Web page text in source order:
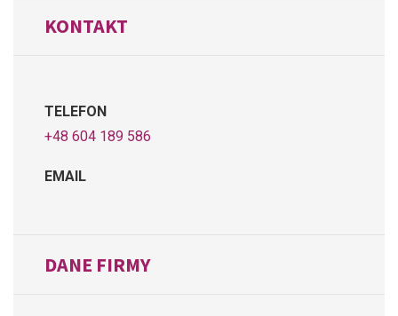
KONTAKT
TELEFON
+48 604 189 586
EMAIL
DANE FIRMY